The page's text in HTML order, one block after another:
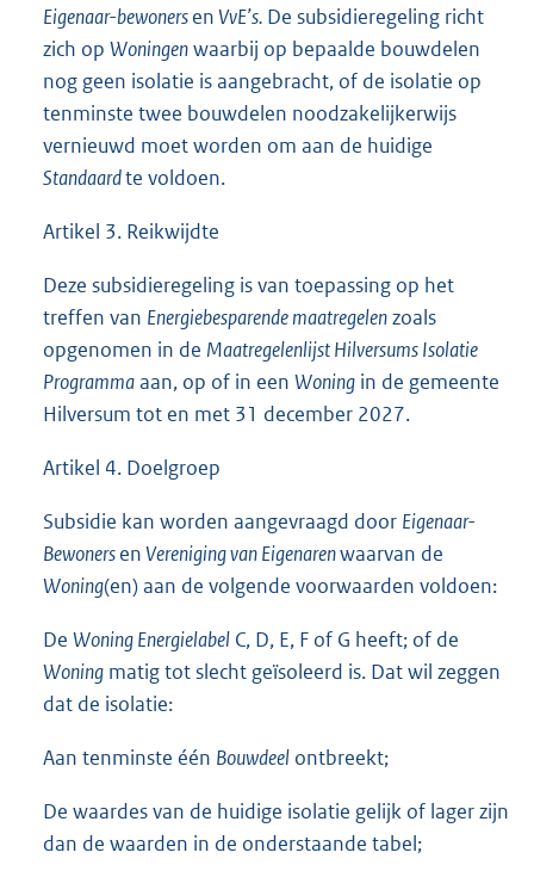
Eigenaar-bewonersenVvE’s. De subsidieregeling richt
zich op Woningenwaarbij op bepaalde bouwdelen
nog geen isolatie is aangebracht, of de isolatie op
tenminste twee bouwdelen noodzakelijkerwijs
vernieuwd moet worden om aan de huidige
Standaardte voldoen.
Artikel 3. Reikwijdte
Deze subsidieregeling is van toepassing op het
treffen van Energiebesparende maatregelenzoals
opgenomen in de Maatregelenlijst Hilversums Isolatie
Programmaaan, op of in een Woning in de gemeente
Hilversum tot en met 31 december 2027.
Artikel 4. Doelgroep
Subsidie kan worden aangevraagd door Eigenaar-
BewonersenVereniging van Eigenarenwaarvan de
Woning(en) aan de volgende voorwaarden voldoen:
De Woning Energielabel C, D, E, F of G heeft; of de
Woning matig tot slecht geïsoleerd is. Dat wil zeggen
dat de isolatie:
Aan tenminste één Bouwdeel ontbreekt;
De waardes van de huidige isolatie gelijk of lager zijn
dan de waarden in de onderstaande tabel;